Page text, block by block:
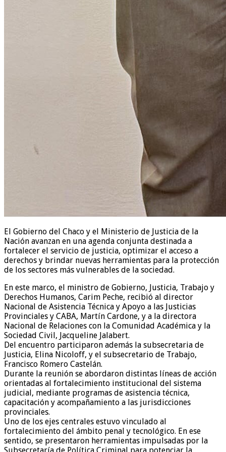
El Gobierno del Chaco y el Ministerio de Justicia de la
Nación avanzan en una agenda conjunta destinada a
fortalecer el servicio de justicia, optimizar el acceso a
derechos y brindar nuevas herramientas para la protección
de los sectores más vulnerables de la sociedad.
En este marco, el ministro de Gobierno, Justicia, Trabajo y
Derechos Humanos, Carim Peche, recibió al director
Nacional de Asistencia Técnica y Apoyo a las Justicias
Provinciales y CABA, Martín Cardone, y a la directora
Nacional de Relaciones con la Comunidad Académica y la
Sociedad Civil, Jacqueline Jalabert.
Del encuentro participaron además la subsecretaria de
Justicia, Elina Nicoloff, y el subsecretario de Trabajo,
Francisco Romero Castelán.
Durante la reunión se abordaron distintas líneas de acción
orientadas al fortalecimiento institucional del sistema
judicial, mediante programas de asistencia técnica,
capacitación y acompañamiento a las jurisdicciones
provinciales.
Uno de los ejes centrales estuvo vinculado al
fortalecimiento del ámbito penal y tecnológico. En ese
sentido, se presentaron herramientas impulsadas por la
Subsecretaría de Política Criminal para potenciar la